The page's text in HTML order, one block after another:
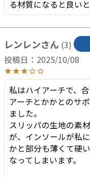
レンレン 3
投稿日 2025/10/08
私はハイアーチで、
アーチとかかとのサ
ました。
スリッパの生地の素
が、インソールが私
かと部分も薄くて硬
なってしまいます。